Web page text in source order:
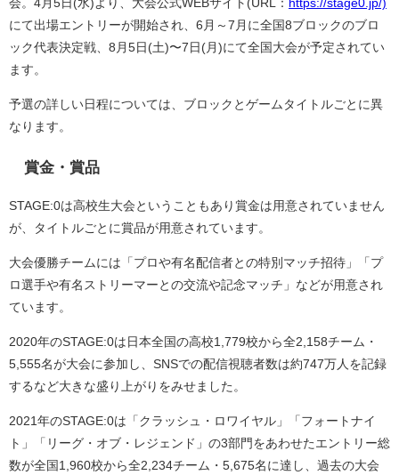
にて出場エントリーが開始され、6月～7月に全国8ブロックのブロ
ック代表決定戦、8月5日(土)〜7日(月)にて全国大会が予定されてい
ます。
予選の詳しい日程については、ブロックとゲームタイトルごとに異
なります。
賞金・賞品
STAGE:0は高校生大会ということもあり賞金は用意されていません
が、タイトルごとに賞品が用意されています。
大会優勝チームには「プロや有名配信者との特別マッチ招待」「プ
ロ選手や有名ストリーマーとの交流や記念マッチ」などが用意され
ています。
2020年のSTAGE:0は日本全国の高校1,779校から全2,158チーム・
5,555名が大会に参加し、SNSでの配信視聴者数は約747万人を記録
するなど大きな盛り上がりをみせました。
2021年のSTAGE:0は「クラッシュ・ロワイヤル」「フォートナイ
ト」「リーグ・オブ・レジェンド」の3部門をあわせたエントリー総
数が全国1,960校から全2,234チーム・5,675名に達し、過去の大会